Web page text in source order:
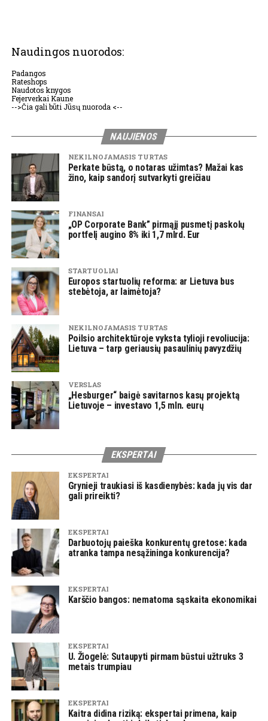
Naudingos nuorodos:
Padangos
Rateshops
Naudotos knygos
Fejerverkai Kaune
-->Čia gali būti Jūsų nuoroda <--
NAUJIENOS
NEKILNOJAMASIS TURTAS
Perkate būstą, o notaras užimtas? Mažai kas
žino, kaip sandorį sutvarkyti greičiau
FINANSAI
„OP Corporate Bank” pirmąjį pusmetį paskolų
portfelį augino 8% iki 1,7 mlrd. Eur
STARTUOLIAI
Europos startuolių reforma: ar Lietuva bus
stebėtoja, ar laimėtoja?
NEKILNOJAMASIS TURTAS
Poilsio architektūroje vyksta tylioji revoliucija:
Lietuva – tarp geriausių pasaulinių pavyzdžių
VERSLAS
„Hesburger“ baigė savitarnos kasų projektą
Lietuvoje – investavo 1,5 mln. eurų
EKSPERTAI
EKSPERTAI
Grynieji traukiasi iš kasdienybės: kada jų vis dar
gali prireikti?
EKSPERTAI
Darbuotojų paieška konkurentų gretose: kada
atranka tampa nesąžininga konkurencija?
EKSPERTAI
Karščio bangos: nematoma sąskaita ekonomikai
EKSPERTAI
U. Žiogelė: Sutaupyti pirmam būstui užtruks 3
metais trumpiau
EKSPERTAI
Kaitra didina riziką: ekspertai primena, kaip